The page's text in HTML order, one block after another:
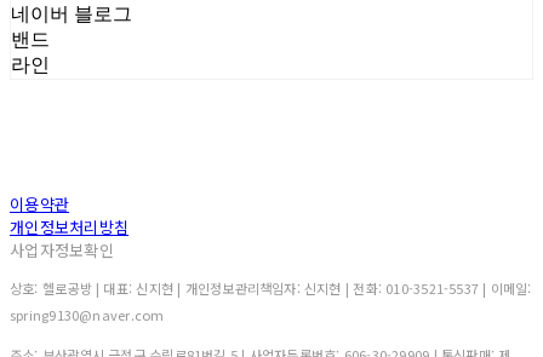
네이버 블로그
밴드
라인
이용약관
개인정보처리방침
사업자정보확인
상호: 헬로공방 | 대표: 신지현 | 개인정보관리책임자: 신지현 | 전화: 010-3521-5537 | 이메일:
spring9130@naver.com